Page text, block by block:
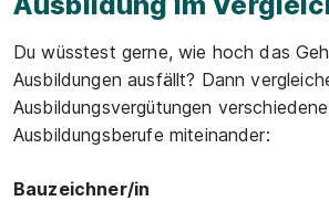
Du wüsstest gerne, wie hoch das
Ausbildungen ausfällt? Dann
Ausbildungsvergütungen
Ausbildungsberufe miteinander:
Bauzeichner/in